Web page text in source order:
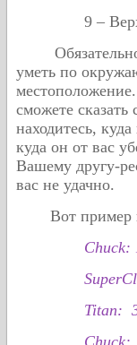
9 –
уметь по
сможете
находитесь,
куда он от вас
Вашему другу-
вас не удачно.
Вот пример
Chuck:
Titan:
Chuck: